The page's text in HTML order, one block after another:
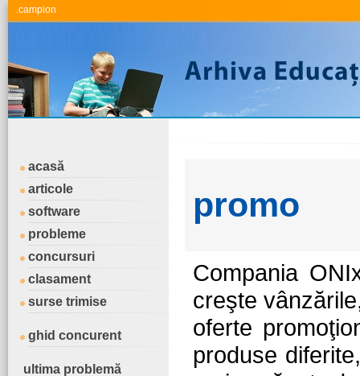
.campion
acasă
articole
software
probleme
concursuri
clasament
surse trimise
ghid concurent
ultima problemă
promo
Compania
creşte
oferte
produse